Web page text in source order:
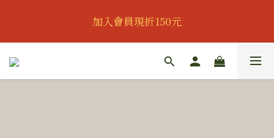
👔歡慶父親節｜全館95折｜滿888即可獲得滿額贈｜會
員可再享專屬折扣👔
加入會員現折150元
👔歡慶父親節｜全館95折｜滿888即可獲得滿額贈｜會
員可再享專屬折扣👔